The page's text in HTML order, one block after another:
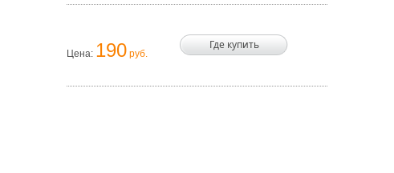
Цена: 190 руб.
Где купить